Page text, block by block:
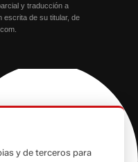
y traducción a
escrita de su titular, de
y de terceros para